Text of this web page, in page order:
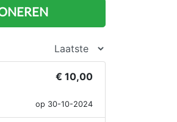
€ 10,00
op 30-10-2024